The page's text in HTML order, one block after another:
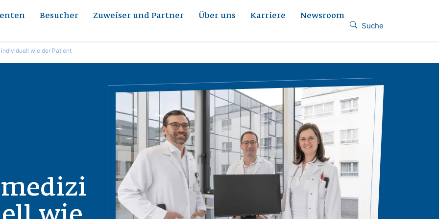
Besucher Zuweiser und Partner Über uns Karriere Newsroom
Suche
wie der Patient